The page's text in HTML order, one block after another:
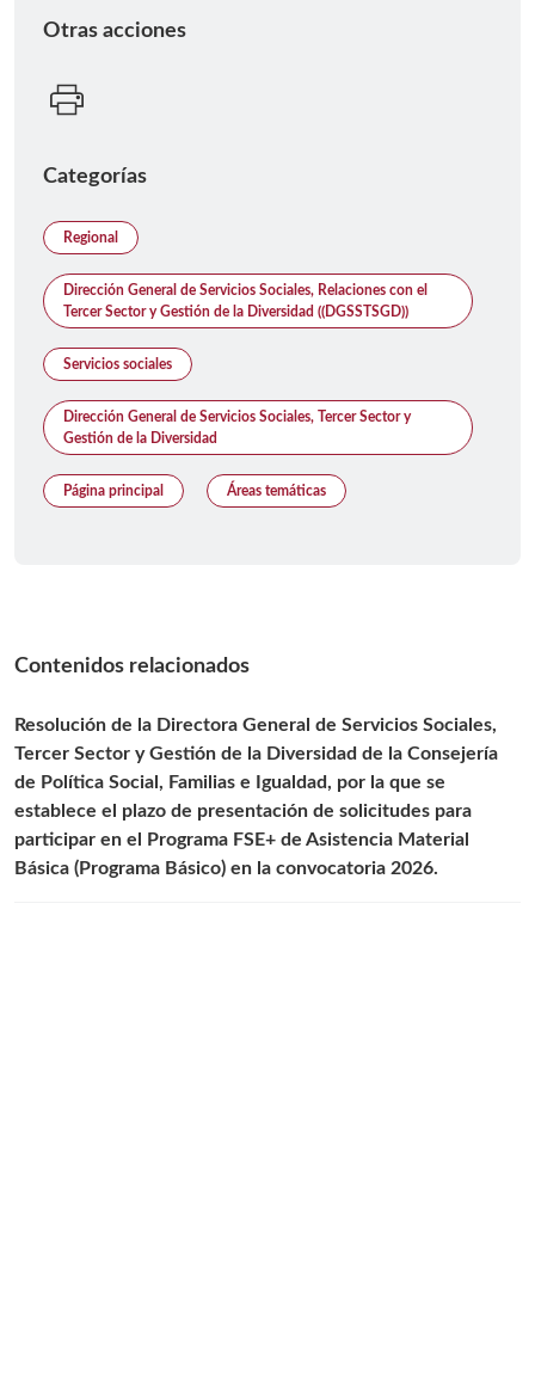
Otras acciones
Categorías
Regional
Dirección General de Servicios Sociales, Relaciones con el
Tercer Sector y Gestión de la Diversidad ((DGSSTSGD))
Servicios sociales
Dirección General de Servicios Sociales, Tercer Sector y
Gestión de la Diversidad
Página principal Áreas temáticas
Contenidos relacionados
Resolución de la Directora General de Servicios Sociales,
Tercer Sector y Gestión de la Diversidad de la Consejería
de Política Social, Familias e Igualdad, por la que se
establece el plazo de presentación de solicitudes para
participar en el Programa FSE+ de Asistencia Material
Básica (Programa Básico) en la convocatoria 2026.